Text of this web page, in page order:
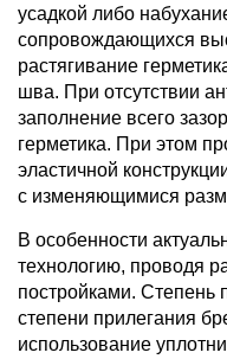
усадкой либо
сопровождающихся
растягивание
шва. При отсутствии
заполнение всего
герметика. При этом
эластичной
с изменяющимися
В особенности
технологию, проводя
постройками. Степень
степени прилегания
использование